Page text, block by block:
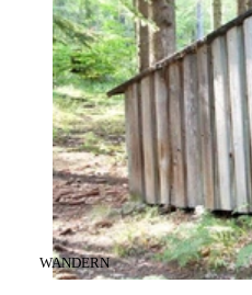
KATEGORIE:
WANDERN